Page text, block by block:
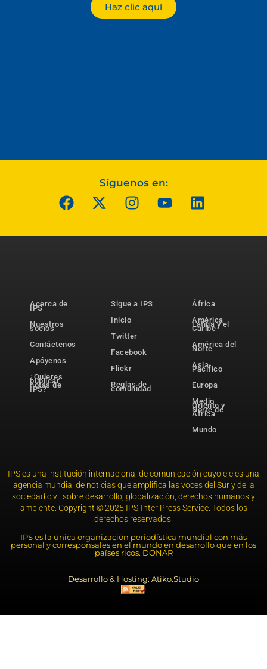
Haz clic aquí
Síguenos en:
Acerca de
IPS
Nuestros
socios
Contáctenos
Apóyenos
¿Quieres
publicar
notas de
IPS?
Sigue a IPS
Inicio
Twitter
Facebook
Flickr
Reglas de
comunidad
África
América
Latina y el
Caribe
América del
Norte
Asia-
Pacífico
Europa
Medio
Oriente y
Norte de
África
Mundo
IPS es una institución internacional de comunicación cuyo eje es una
agencia mundial de noticias que amplifica las voces del Sur y de la
sociedad civil sobre desarrollo, globalización, derechos humanos y
ambiente. Copyright © 2025 IPS-Inter Press Service. Todos los
derechos reservados.
IPS es la única organización periodística mundial con más
personal y corresponsales en el mundo en desarrollo que en los
países ricos. DONAR
Desarrollo & Hosting: Atiko.Studio